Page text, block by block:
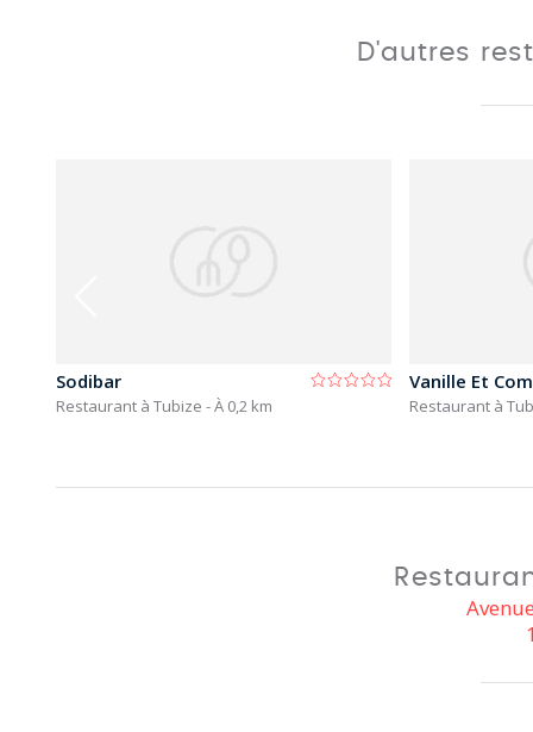
D'autres
Sodibar
Restaurant à Tubize - À 0,2 km
Vanille Et
Restaurant à